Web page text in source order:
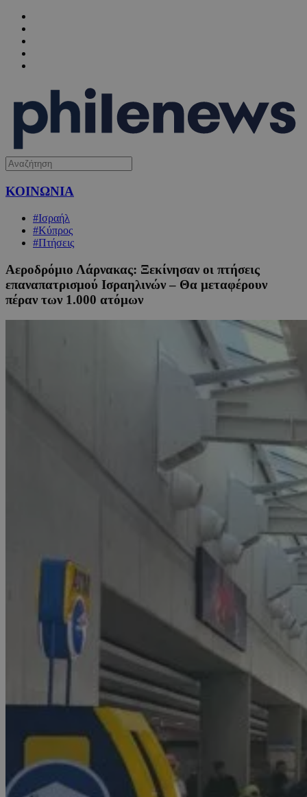
ΚΟΙΝΩΝΙΑ
#Ισραήλ
#Κύπρος
#Πτήσεις
Αεροδρόμιο Λάρνακας: Ξεκίνησαν οι πτήσεις
επαναπατρισμού Ισραηλινών – Θα μεταφέρουν
πέραν των 1.000 ατόμων